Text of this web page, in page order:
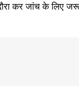
कर जांच के लिए